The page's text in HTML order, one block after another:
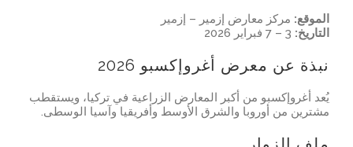
الموقع: مركز معارض إزمير – إزمير
التاريخ:
نبذة عن معرض أغروإكسبو 2026
يُعد أغروإكسبو من أكبر المعارض الزراعية في تركيا، ويستقطب
مشترين من أوروبا والشرق الأوسط وأفريقيا وآسيا الوسطى.